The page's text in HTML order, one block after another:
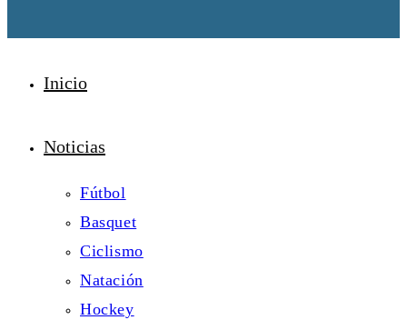
Inicio
Noticias
Fútbol
Basquet
Ciclismo
Natación
Hockey